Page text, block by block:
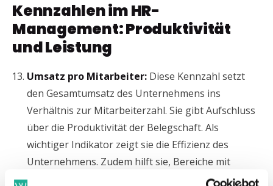
Kennzahlen im HR-
Management: Produktivität
und Leistung
Umsatz pro Mitarbeiter: Diese Kennzahl setzt
den Gesamtumsatz des Unternehmens ins
Verhältnis zur Mitarbeiterzahl. Sie gibt Aufschluss
über die Produktivität der Belegschaft. Als
wichtiger Indikator zeigt sie die Effizienz des
Unternehmens. Zudem hilft sie, Bereiche mit
Optimierungspotenzial zu identifizieren.